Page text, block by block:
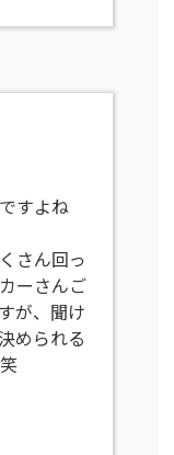
すよね
さん回っ
ーさんご
が、聞け
められる